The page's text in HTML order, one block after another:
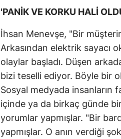
'PANİK VE KORKU HALİ
İhsan Menevşe, "Bir
Arkasından elektrik sayacı
olaylar başladı. Düşen
bizi teselli ediyor. Böyle bir
Sosyal medyada insanların
içinde ya da birkaç günde
yorumlar yapmışlar. "Bir
yapmışlar. O anın verdiği